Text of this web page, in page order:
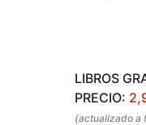
ñ
o
LIBROS
PRECIO:
(actualizado a